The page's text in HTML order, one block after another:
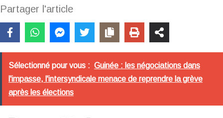
Partager l'article
Sélectionné pour vous : Guinée : les négociations dans
l'impasse, l'intersyndicale menace de reprendre la grève
après les élections